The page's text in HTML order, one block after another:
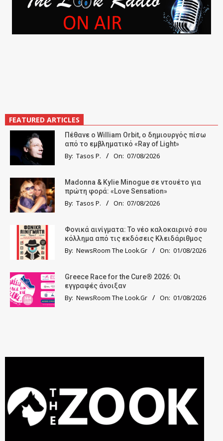
FEATURED ARTICLES
Πέθανε ο William Orbit, ο δημιουργός πίσω
από το εμβληματικό «Ray of Light»
By: Tasos P. On: 07/08/2026
Madonna & Kylie Minogue σε ντουέτο για
πρώτη φορά: «Love Sensation»
By: Tasos P. On: 07/08/2026
Φονικά αινίγματα: Το νέο καλοκαιρινό σου
κόλλημα από τις εκδόσεις Κλειδάριθμος
By: NewsRoom The Look.Gr On: 01/08/2026
Greece Race for the Cure® 2026: Οι
εγγραφές άνοιξαν
By: NewsRoom The Look.Gr On: 01/08/2026